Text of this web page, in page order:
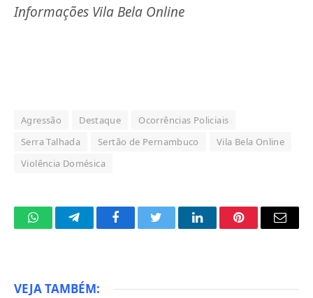
Informações Vila Bela Online
Agressão Destaque
Ocorrências Policiais
Serra Talhada
Sertão de Pernambuco
Vila Bela Online
Violência Domésica
WhatsAppTelegramFacebookTwitter LinkedInPinterestEmail
VEJA TAMBÉM: